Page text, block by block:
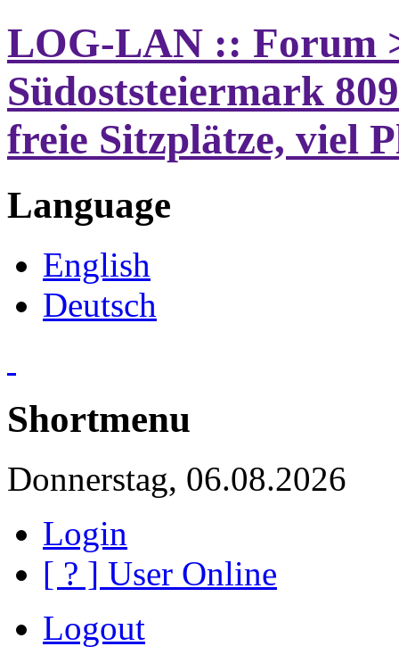
LOG-LAN :: Forum
Südoststeiermark
freie Sitzplätze, viel
Language
English
Deutsch
Shortmenu
Donnerstag, 06.08.2026
Login
[ ? ] User Online
Logout